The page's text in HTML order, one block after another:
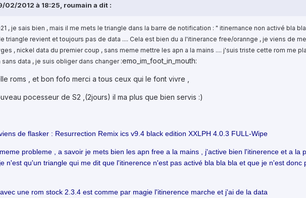
02/2012 à 18:25, roumain a dit :
, je sais bien , mais il me mets le triangle dans la barre de notification : " itinernance non activé bla
triangle revient et toujours pas de data .... Cela est bien du a l'itinerance free/orannge , je viens de
, nickel data du premier coup , sans meme mettre les apn a la mains .... j'suis triste cette rom me
sans data , je suis obliger dans changer :emo_im_foot_in_mouth:
roms , et bon fofo merci a tous ceux qui le font vivre ,
pocesseur de S2 ,(2jours) il ma plus que bien servis :)
de flasker : Resurrection Remix ics v9.4 black edition XXLPH 4.0.3 FULL-Wipe
probleme , a savoir je mets bien les apn free a la mains , j'active bien l'itinerence et a la
n'est qu'un triangle qui me dit que l'itinerence n'est pas activé bla bla bla et que je n'est donc
une rom stock 2.3.4 est comme par magie l'itinerence marche et j'ai de la data